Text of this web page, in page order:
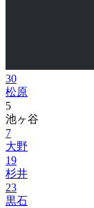
30
松原
5
池ヶ谷
7
大野
19
杉井
23
黒石